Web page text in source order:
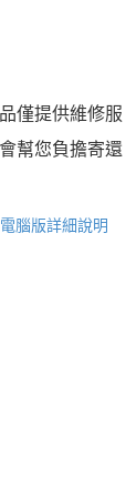
僅提供維修服
幫您負擔寄還
腦版詳細說明